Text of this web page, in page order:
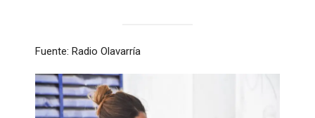
Fuente: Radio Olavarría